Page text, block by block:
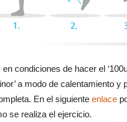
condiciones de hacer el
a modo de calentamiento
En el siguiente enlace
se realiza el ejercicio.